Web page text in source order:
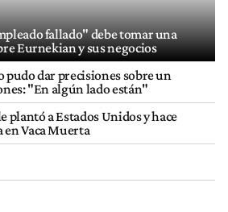
fallado" debe tomar una
Eurnekian y sus negocios
pudo dar precisiones sobre un
"En algún lado están"
plantó a Estados Unidos y hace
en Vaca Muerta